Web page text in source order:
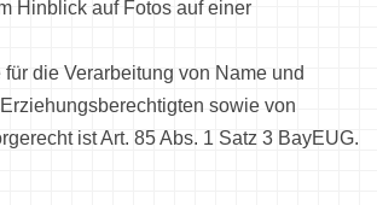
Hinblick auf Fotos auf einer
die Verarbeitung von Name und
sowie von
ist Art. 85 Abs. 1 Satz 3 BayEUG.